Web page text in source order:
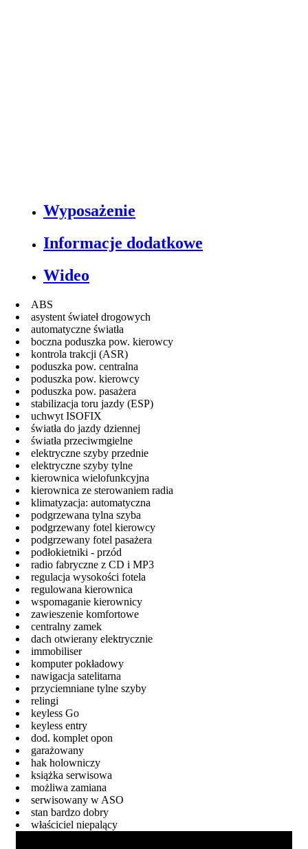
Wyposażenie
Informacje dodatkowe
Wideo
ABS
asystent świateł drogowych
automatyczne światła
boczna poduszka pow. kierowcy
kontrola trakcji (ASR)
poduszka pow. centralna
poduszka pow. kierowcy
poduszka pow. pasażera
stabilizacja toru jazdy (ESP)
uchwyt ISOFIX
światła do jazdy dziennej
światła przeciwmgielne
elektryczne szyby przednie
elektryczne szyby tylne
kierownica wielofunkcyjna
kierownica ze sterowaniem radia
klimatyzacja: automatyczna
podgrzewana tylna szyba
podgrzewany fotel kierowcy
podgrzewany fotel pasażera
podłokietniki - przód
radio fabryczne z CD i MP3
regulacja wysokości fotela
regulowana kierownica
wspomaganie kierownicy
zawieszenie komfortowe
centralny zamek
dach otwierany elektrycznie
immobiliser
komputer pokładowy
nawigacja satelitarna
przyciemniane tylne szyby
relingi
keyless Go
keyless entry
dod. komplet opon
garażowany
hak holowniczy
książka serwisowa
możliwa zamiana
serwisowany w ASO
stan bardzo dobry
właściciel niepalący